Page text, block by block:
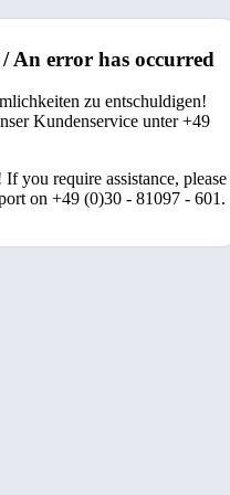
An error has occurred
zu entschuldigen!
Kundenservice unter +49
you require assistance, please
on +49 (0)30 - 81097 - 601.